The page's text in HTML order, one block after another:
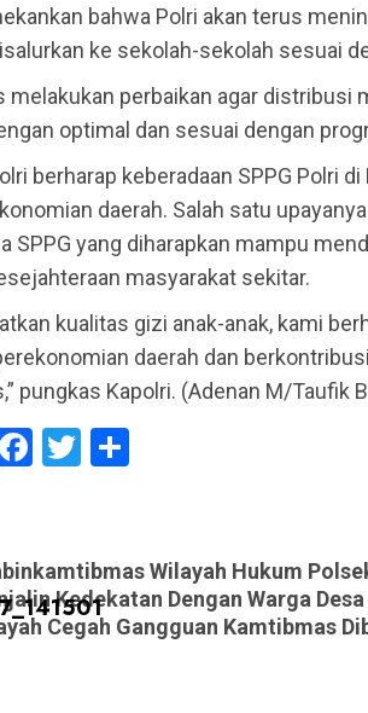
bahwa Polri akan terus
ke sekolah-sekolah sesuai
melakukan perbaikan agar distribusi
optimal dan sesuai dengan
berharap keberadaan SPPG Polri
daerah. Salah satu
SPPG yang diharapkan mampu
masyarakat sekitar.
kualitas gizi anak-anak, kami
daerah dan
pungkas Kapolri. (Adenan M/Taufik
Facebook
Twitter
Wilayah Hukum
Kedekatan Dengan Warga
Cegah Gangguan Kamtibmas